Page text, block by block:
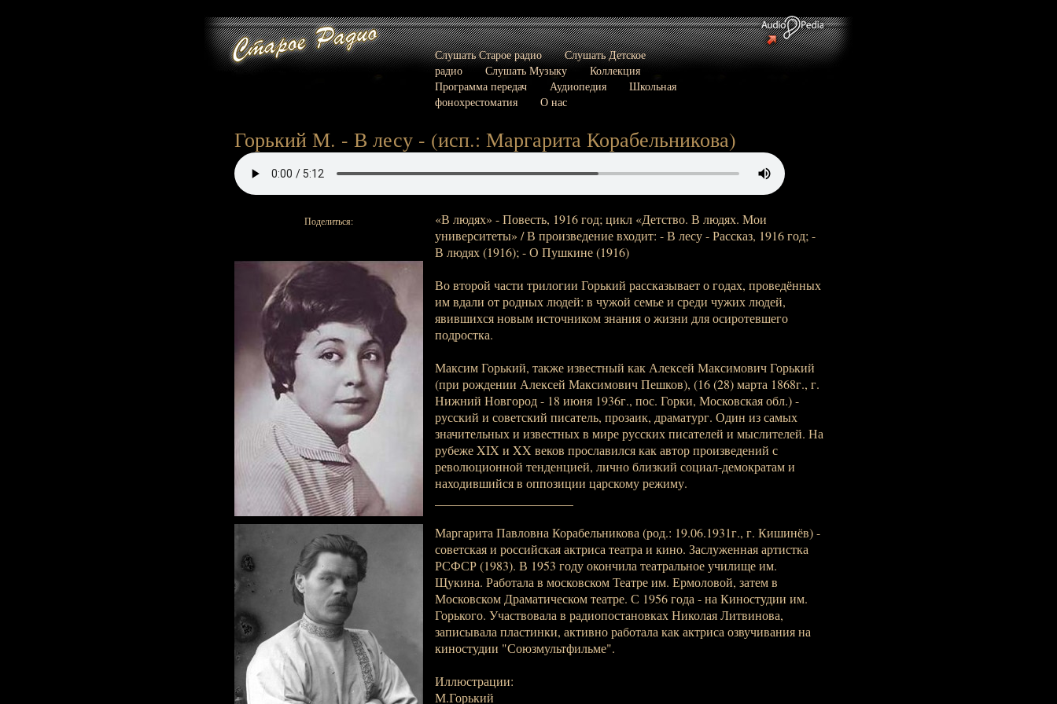
Слушать Старое радио
Слушать Детское
радио
Слушать Музыку
Коллекция
Программа передач
Аудиопедия
Школьная
фонохрестоматия
О нас
Горький М. - В лесу - (исп.: Маргарита Корабельникова)
Поделиться:
«В людях» - Повесть, 1916 год; цикл «Детство. В людях. Мои
университеты» / В произведение входит: - В лесу - Рассказ, 1916 год; -
В людях (1916); - О Пушкине (1916)
Во второй части трилогии Горький рассказывает о годах, проведённых
им вдали от родных людей: в чужой семье и среди чужих людей,
явившихся новым источником знания о жизни для осиротевшего
подростка.
Максим Горький, также известный как Алексей Максимович Горький
(при рождении Алексей Максимович Пешков), (16 (28) марта 1868г., г.
Нижний Новгород - 18 июня 1936г., пос. Горки, Московская обл.) -
русский и советский писатель, прозаик, драматург. Один из самых
значительных и известных в мире русских писателей и мыслителей. На
рубеже XIX и XX веков прославился как автор произведений с
революционной тенденцией, лично близкий социал-демократам и
находившийся в оппозиции царскому режиму.
Маргарита Павловна Корабельникова (род.: 19.06.1931г., г. Кишинёв) -
советская и российская актриса театра и кино. Заслуженная артистка
РСФСР (1983). В 1953 году окончила театральное училище им.
Щукина. Работала в московском Театре им. Ермоловой, затем в
Московском Драматическом театре. С 1956 года - на Киностудии им.
Горького. Участвовала в радиопостановках Николая Литвинова,
записывала пластинки, активно работала как актриса озвучивания на
киностудии "Союзмультфильме".
Иллюстрации:
М.Горький